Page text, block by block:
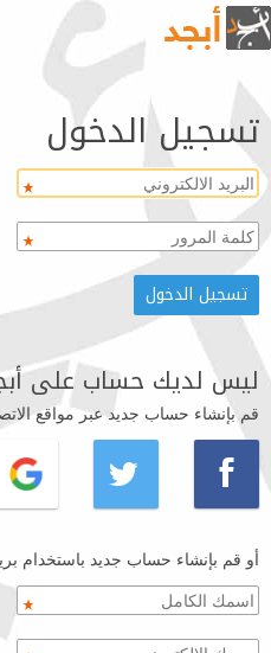
تسجيل الدخول
ليس لديك حساب على
قم بإنشاء حساب جديد عبر مواقع
أو قم بإنشاء حساب جديد باستخدام